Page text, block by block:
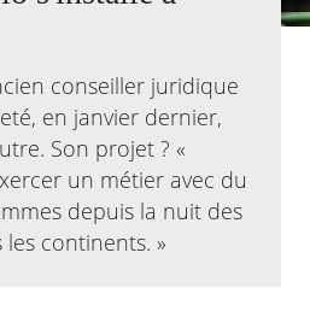
conseiller juridique
en janvier dernier,
​Son projet ? «
un métier avec du
depuis la nuit des
continents. »​